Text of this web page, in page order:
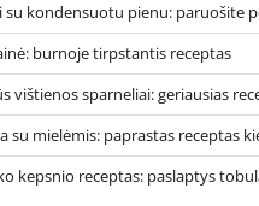
su kondensuotu pienu: paruošite
burnoje tirpstantis receptas
vištienos sparneliai: geriausias
su mielėmis: paprastas receptas
kepsnio receptas: paslaptys